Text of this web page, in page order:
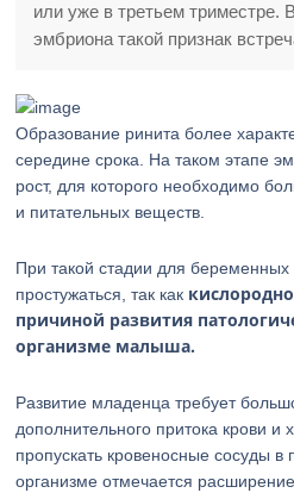
или уже в третьем триместре.
эмбриона такой признак
Образование ринита более
середине срока. На таком этапе
рост, для которого необходимо
и питательных веществ.
При такой стадии для беременных
простужаться, так как
причиной развития
организме малыша.
Развитие младенца требует
дополнительного притока крови и
пропускать кровеносные сосуды в
организме отмечается